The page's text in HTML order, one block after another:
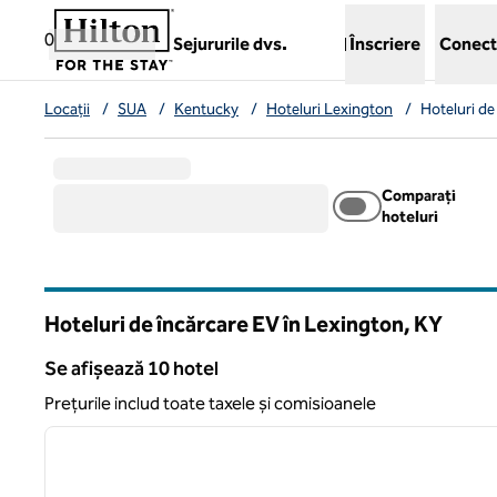
Salt la conținut
0
Sejururile dvs.
,deschide o filă nouă
Înscriere
Locații / SUA / Kentucky / Hoteluri Lexington / Hoteluri
Comparați
hoteluri
Hoteluri de încărcare EV în Lexington, KY
Se afișează 10 hotel
Se afișează 10 hotel
Prețurile includ toate taxele și comisioanele
1 din 11